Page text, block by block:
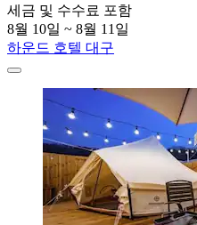
세금 및 수수료 포함
8월 10일 ~ 8월 11일
하운드 호텔 대구